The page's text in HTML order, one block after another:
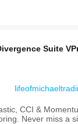
Suite
CCI &
Never miss a